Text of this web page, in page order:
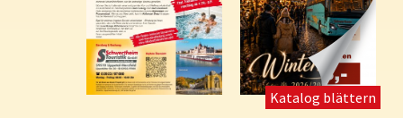
Katalog blättern